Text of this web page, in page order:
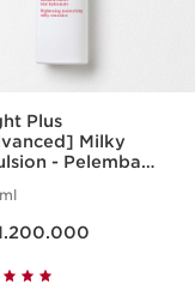
Plus
Milky
- Pelembab
Spot & Flek